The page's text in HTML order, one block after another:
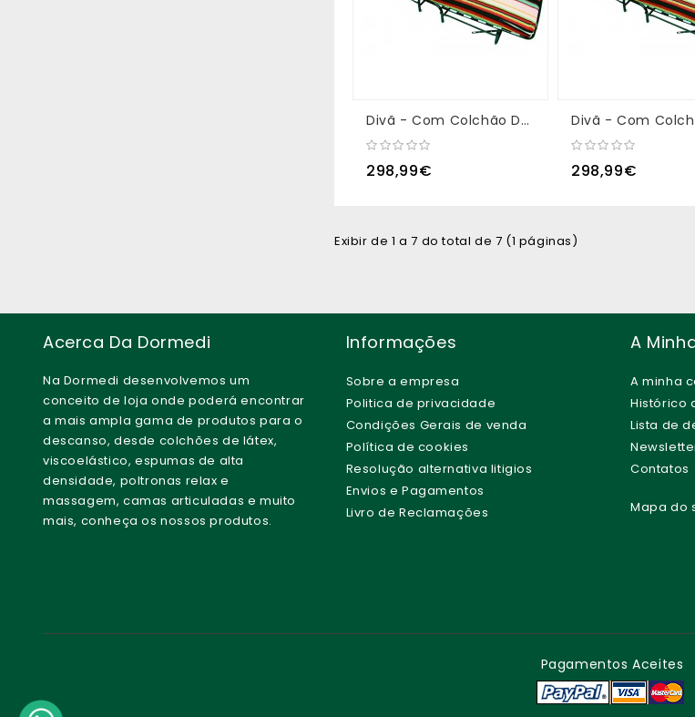
Divã - Com Colchão De Molas 10/12 Cm
298,99€ 298,99€
Exibir de 1 a 7 do total de 7 (1 páginas)
Acerca Da Dormedi
Na Dormedi desenvolvemos um
conceito de loja onde poderá encontrar
a mais ampla gama de produtos para o
descanso, desde colchões de látex,
viscoelástico, espumas de alta
densidade, poltronas relax e
massagem, camas articuladas e muito
mais, conheça os nossos produtos.
Informações
Sobre a empresa
Politica de privacidade
Condições Gerais de venda
Política de cookies
Resolução alternativa litigios
Envios e Pagamentos
Livro de Reclamações
A
A minha
Histórico
Lista de
Contatos
Mapa do
Pagamentos Aceites